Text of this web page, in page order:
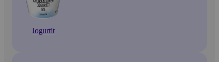
Jogurtit